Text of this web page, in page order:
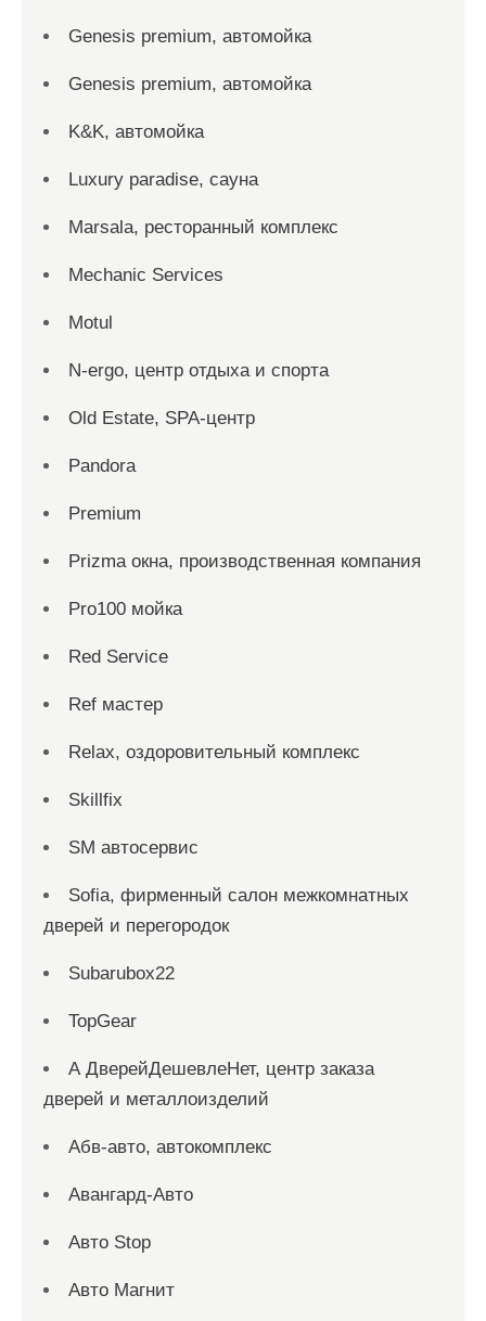
Genesis premium, автомойка
Genesis premium, автомойка
K&K, автомойка
Luxury paradise, сауна
Marsala, ресторанный комплекс
Mechanic Services
Motul
N-ergo, центр отдыха и спорта
Old Estate, SPA-центр
Pandora
Premium
Prizma окна, производственная компания
Pro100 мойка
Red Service
Ref мастер
Relax, оздоровительный комплекс
Skillfix
SM автосервис
Sofia, фирменный салон межкомнатных
дверей и перегородок
Subarubox22
TopGear
А ДверейДешевлеНет, центр заказа
дверей и металлоизделий
Абв-авто, автокомплекс
Авангард-Авто
Авто Stop
Авто Магнит